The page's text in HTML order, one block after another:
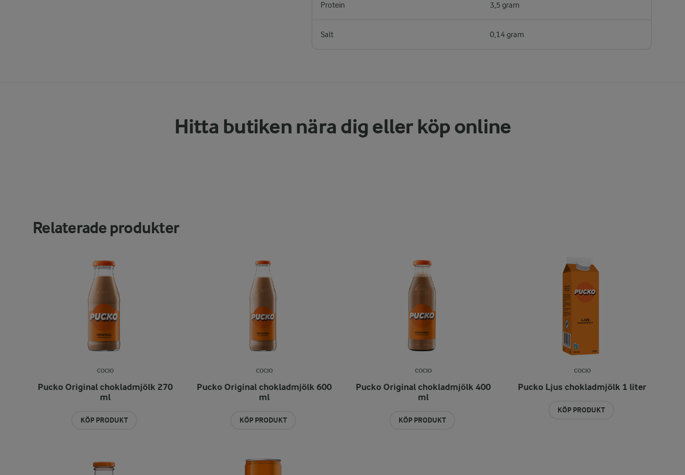
Protein 3,5 gram
Salt 0,14 gram
Hitta butiken nära dig eller köp online
Relaterade produkter
COCIO
Pucko Original chokladmjölk 270
ml
KÖP PRODUKT
COCIO
Pucko Original chokladmjölk 600
ml
KÖP PRODUKT
COCIO
Pucko Original chokladmjölk 400
ml
KÖP PRODUKT
COCIO
Pucko Ljus chokladmjölk 1 liter
KÖP PRODUKT